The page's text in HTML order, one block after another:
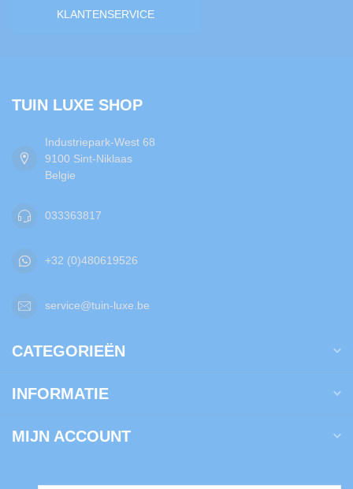
KLANTENSERVICE
TUIN LUXE SHOP
Industriepark-West 68
9100 Sint-Niklaas
Belgie
033363817
+32 (0)480619526
service@tuin-luxe.be
CATEGORIEËN
INFORMATIE
MIJN ACCOUNT